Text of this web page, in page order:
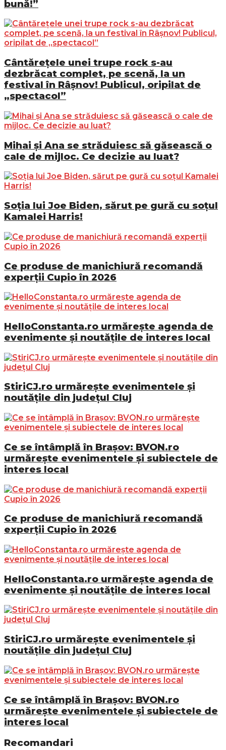
bună!”
Cântărețele unei trupe rock s-au
dezbrăcat complet, pe scenă, la un
festival în Râșnov! Publicul, oripilat de
„spectacol”
Mihai și Ana se străduiesc să găsească o
cale de mijloc. Ce decizie au luat?
Soția lui Joe Biden, sărut pe gură cu soțul
Kamalei Harris!
Ce produse de manichiură recomandă
experții Cupio în 2026
HelloConstanta.ro urmărește agenda de
evenimente și noutățile de interes local
StiriCJ.ro urmărește evenimentele și
noutățile din județul Cluj
Ce se întâmplă în Brașov: BVON.ro
urmărește evenimentele și subiectele de
interes local
Ce produse de manichiură recomandă
experții Cupio în 2026
HelloConstanta.ro urmărește agenda de
evenimente și noutățile de interes local
StiriCJ.ro urmărește evenimentele și
noutățile din județul Cluj
Ce se întâmplă în Brașov: BVON.ro
urmărește evenimentele și subiectele de
interes local
Recomandari